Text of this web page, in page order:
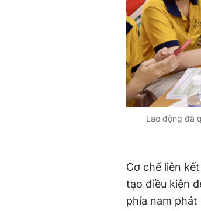
Lao động đã
Cơ chế liên
tạo điều kiện
phía nam